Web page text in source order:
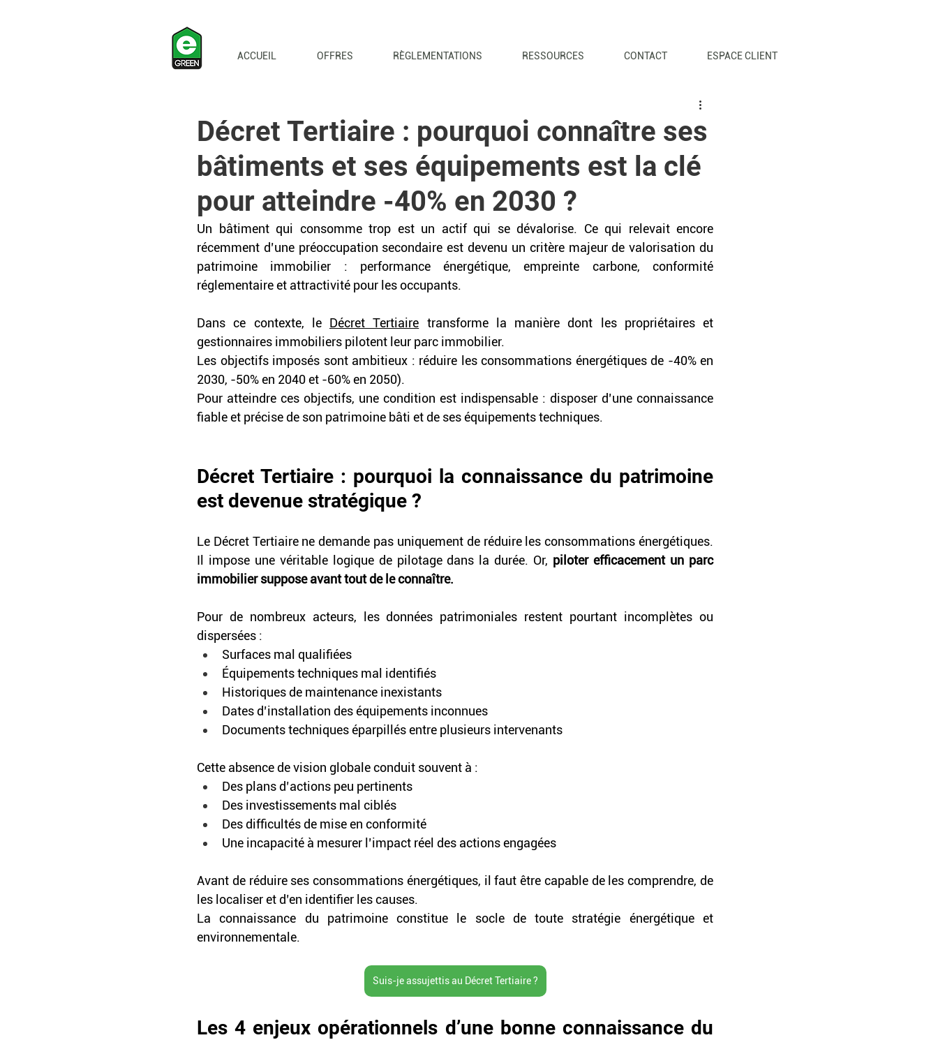
ACCUEIL OFFRES RÈGLEMENTATIONS RESSOURCES CONTACT ESPACE CLIENT
Décret Tertiaire : pourquoi connaître ses
bâtiments et ses équipements est la clé
pour atteindre -40% en 2030 ?
Un bâtiment qui consomme trop est un actif qui se dévalorise. Ce qui relevait encore
récemment d’une préoccupation secondaire est devenu un critère majeur de valorisation du
patrimoine immobilier : performance énergétique, empreinte carbone, conformité
réglementaire et attractivité pour les occupants.
Dans ce contexte, le Décret Tertiaire transforme la manière dont les propriétaires et
gestionnaires immobiliers pilotent leur parc immobilier.
Les objectifs imposés sont ambitieux : réduire les consommations énergétiques de -40% en
2030, -50% en 2040 et -60% en 2050).
Pour atteindre ces objectifs, une condition est indispensable : disposer d’une connaissance
fiable et précise de son patrimoine bâti et de ses équipements techniques.
Décret Tertiaire : pourquoi la connaissance du patrimoine
est devenue stratégique ?
Le Décret Tertiaire ne demande pas uniquement de réduire les consommations énergétiques.
Il impose une véritable logique de pilotage dans la durée. Or, piloter efficacement un parc
immobilier suppose avant tout de le connaître.
Pour de nombreux acteurs, les données patrimoniales restent pourtant incomplètes ou
dispersées :
Surfaces mal qualifiées
Équipements techniques mal identifiés
Historiques de maintenance inexistants
Dates d’installation des équipements inconnues
Documents techniques éparpillés entre plusieurs intervenants
Cette absence de vision globale conduit souvent à :
Des plans d’actions peu pertinents
Des investissements mal ciblés
Des difficultés de mise en conformité
Une incapacité à mesurer l’impact réel des actions engagées
Avant de réduire ses consommations énergétiques, il faut être capable de les comprendre, de
les localiser et d’en identifier les causes.
La connaissance du patrimoine constitue le socle de toute stratégie énergétique et
environnementale.
Suis-je assujettis au Décret Tertiaire ?
Les 4 enjeux opérationnels d’une bonne connaissance du